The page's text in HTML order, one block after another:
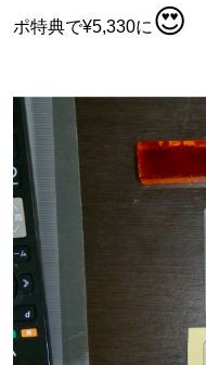
ポ特典で¥5,330に 😍